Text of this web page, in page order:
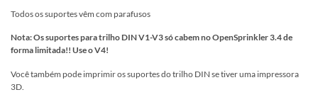
Todos os suportes vêm com parafusos
Nota: Os suportes para trilho DIN V1-V3 só cabem no OpenSprinkler 3.4 de
forma limitada!! Use o V4!
Você também pode imprimir os suportes do trilho DIN se tiver uma impressora
3D.